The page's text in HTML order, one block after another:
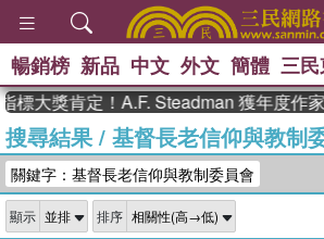
熱搜： 東野圭吾
父親節 、 花開
方念華
女孩：黎曼猜想
、
暢銷榜 新品 中文 外文 簡體 三
大獎肯定！A.F. Steadman 獲年度作家
搜尋結果/ 基督長老信仰與教制
關鍵字：基督長老信仰與教制委員會
顯示 排序